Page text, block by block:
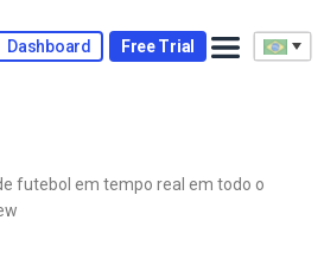
Dashboard Free Trial
futebol em tempo real em todo o